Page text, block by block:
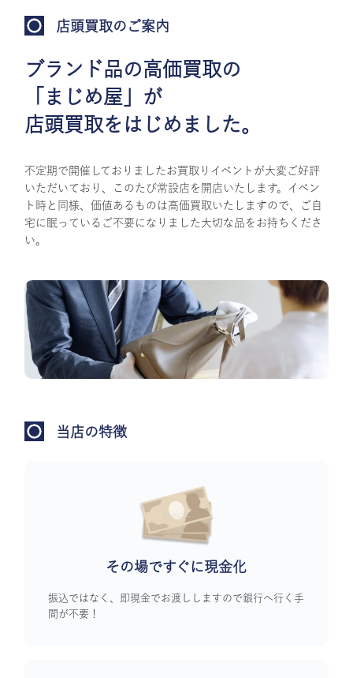
店頭買取のご案内
ブランド品の高価買取の
「まじめ屋」が
店頭買取をはじめました。
不定期で開催しておりましたお買取りイベントが大変ご好評
いただいており、このたび常設店を開店いたします。イベン
ト時と同様、価値あるものは高価買取いたしますので、ご自
宅に眠っているご不要になりました大切な品をお持ちくださ
い。
当店の特徴
その場ですぐに現金化
振込ではなく、即現金でお渡ししますので銀行へ行く手
間が不要！